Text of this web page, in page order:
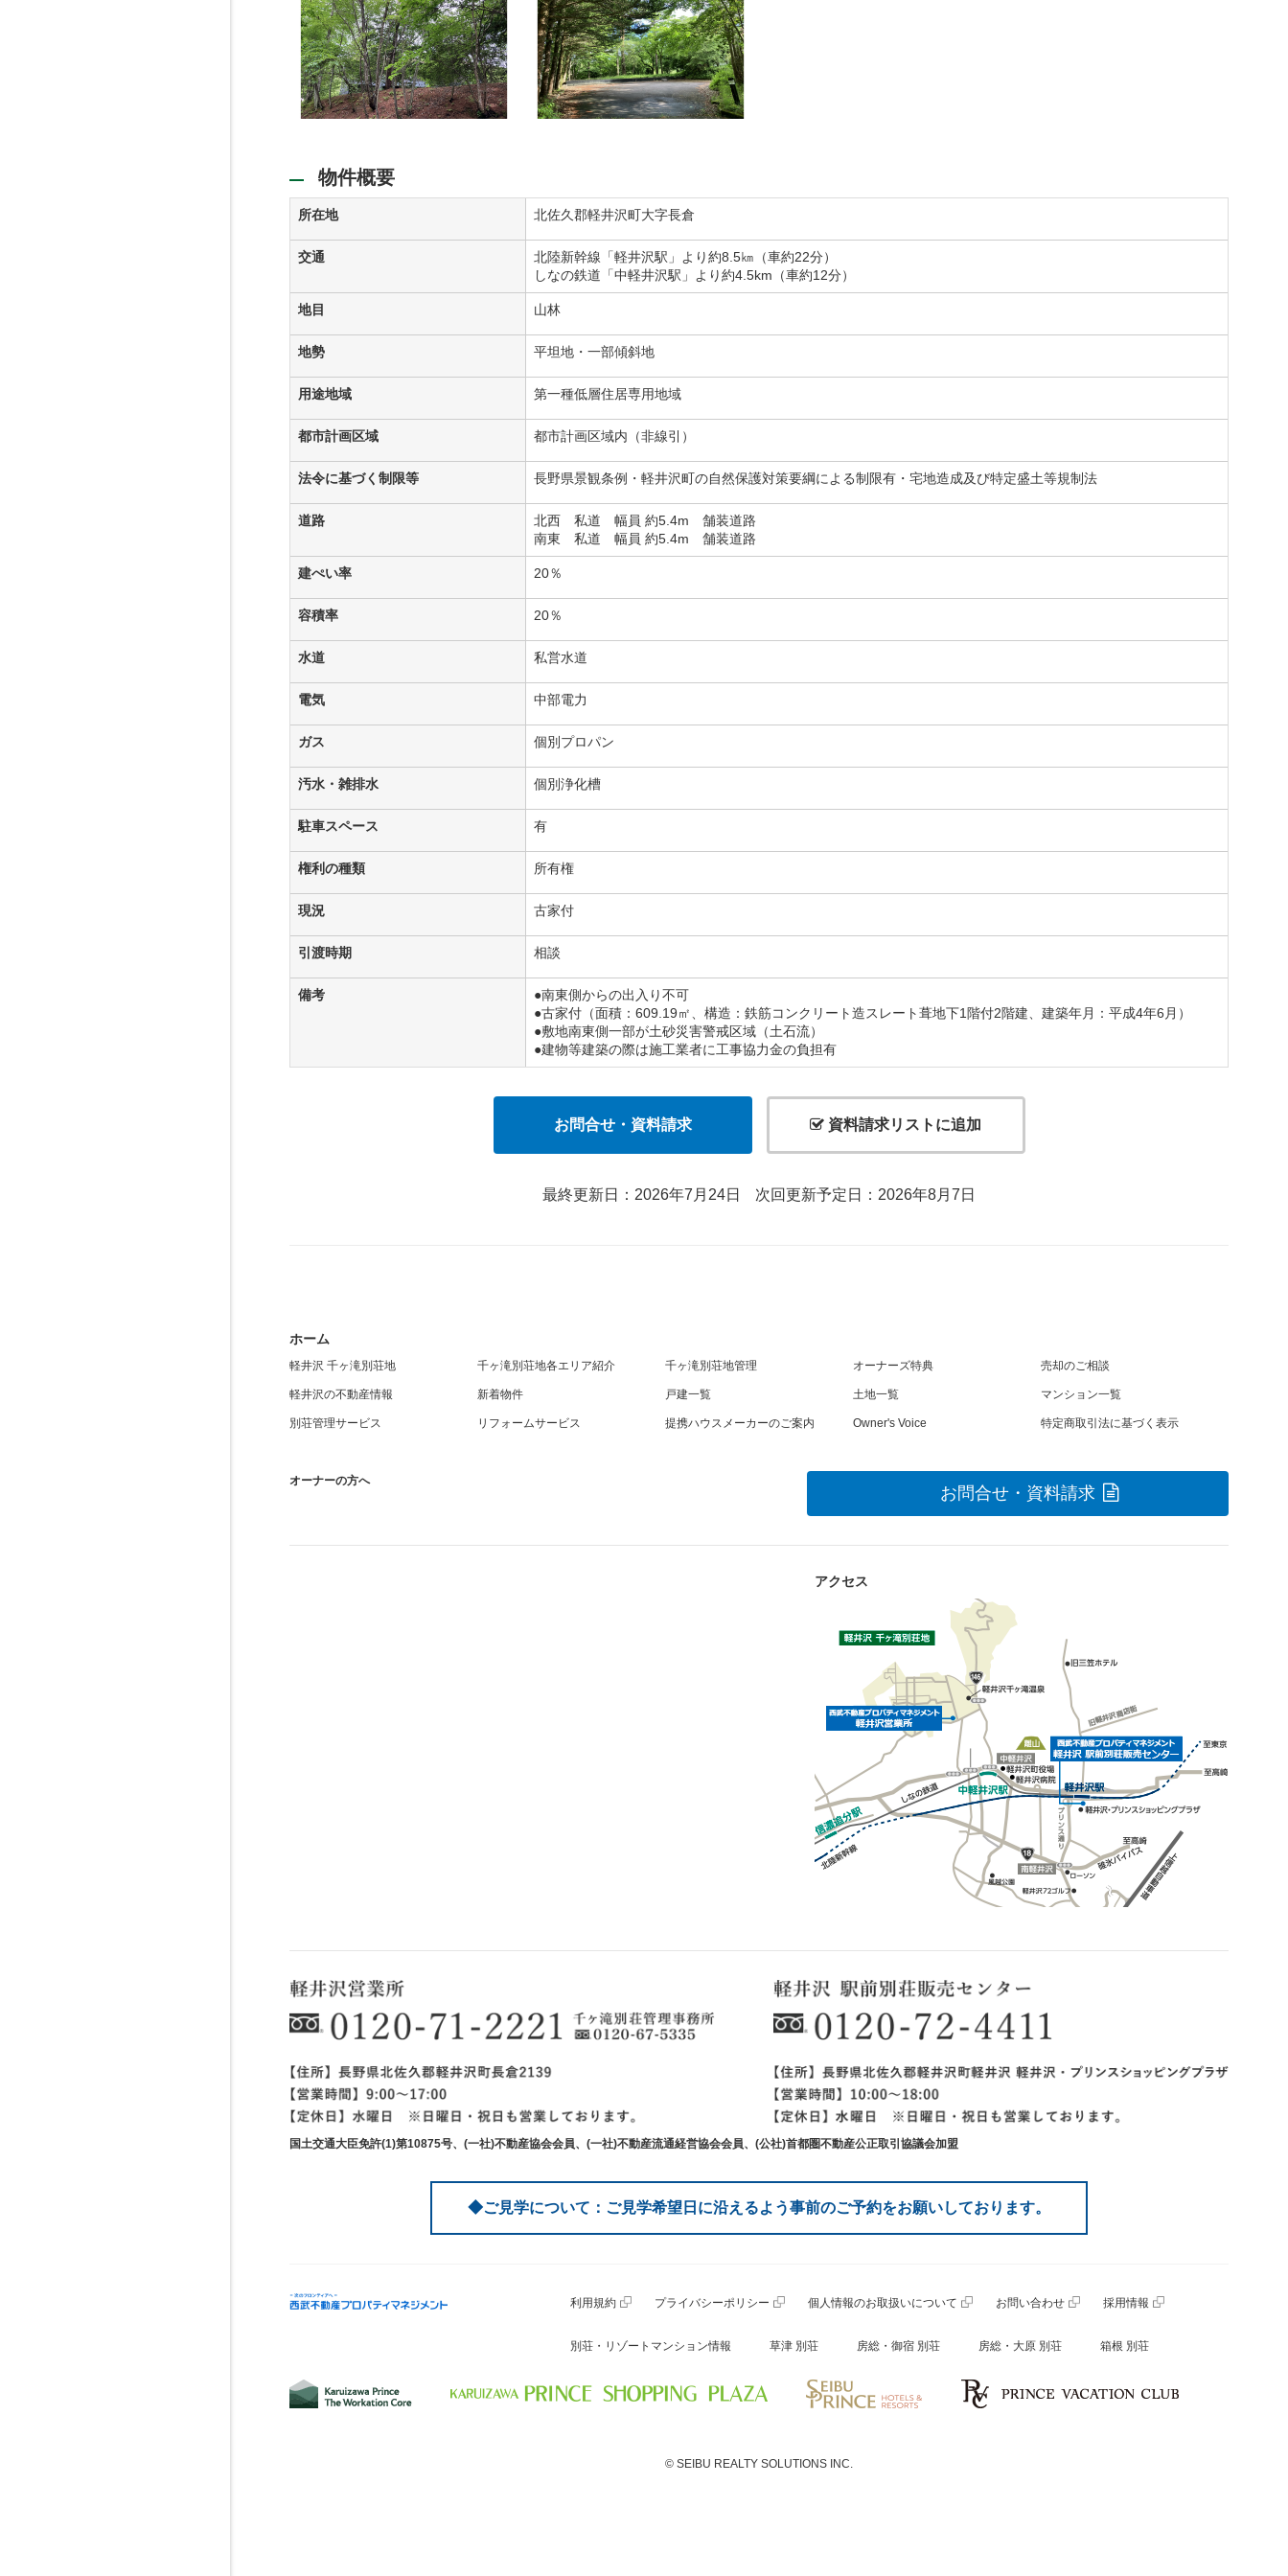
物件概要
所在地 北佐久郡軽井沢町大字長倉
交通
北陸新幹線「軽井沢駅」より約8.5㎞（車約22分）
しなの鉄道「中軽井沢駅」より約4.5km（車約12分）
地目 山林
地勢 平坦地・一部傾斜地
用途地域 第一種低層住居専用地域
都市計画区域 都市計画区域内（非線引）
法令に基づく制限等 長野県景観条例・軽井沢町の自然保護対策要綱による制限有・宅地造成及び特定盛土等規制法
道路
北西 私道 幅員 約5.4m 舗装道路
南東 私道 幅員 約5.4m 舗装道路
建ぺい率 20％
容積率 20％
水道 私営水道
電気 中部電力
ガス 個別プロパン
汚水・雑排水 個別浄化槽
駐車スペース 有
権利の種類 所有権
現況 古家付
引渡時期 相談
備考
●南東側からの出入り不可
●古家付（面積：609.19㎡、構造：鉄筋コンクリート造スレート葺地下1階付2階建、建築年月：平成4年6月）
●敷地南東側一部が土砂災害警戒区域（土石流）
●建物等建築の際は施工業者に工事協力金の負担有
お問合せ・資料請求 資料請求リストに追加
最終更新日：2026年7月24日 次回更新予定日：2026年8月7日
ホーム
軽井沢 千ヶ滝別荘地 千ヶ滝別荘地各エリア紹介 千ヶ滝別荘地管理 オーナーズ特典 売却のご相談
軽井沢の不動産情報 新着物件 戸建一覧 土地一覧 マンション一覧
別荘管理サービス リフォームサービス 提携ハウスメーカーのご案内 Owner's Voice 特定商取引法に基づく表示
オーナーの方へ
お問合せ・資料請求
アクセス
国土交通大臣免許(1)第10875号、(一社)不動産協会会員、(一社)不動産流通経営協会会員、(公社)首都圏不動産公正取引協議会加盟
◆ご見学について：ご見学希望日に沿えるよう事前のご予約をお願いしております。
利用規約 プライバシーポリシー 個人情報のお取扱いについて お問い合わせ 採用情報
別荘・リゾートマンション情報 草津 別荘 房総・御宿 別荘 房総・大原 別荘 箱根 別荘
© SEIBU REALTY SOLUTIONS INC.